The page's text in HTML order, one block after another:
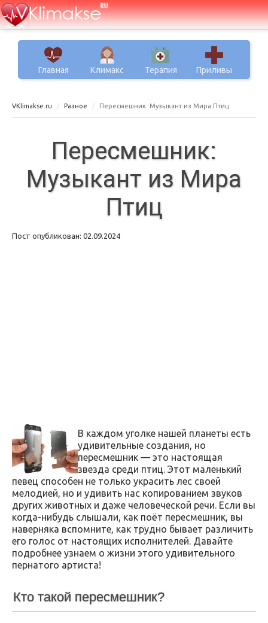
Главная Климакс Терапия Приливы
VKlimakse.ru Разное Пересмешник: Музыкант из Мира Птиц
Пересмешник:
Музыкант из Мира
Птиц
Пост опубликован: 02.09.2024
В каждом уголке нашей планеты есть
удивительные создания, но
пересмешник — это настоящая
звезда среди птиц. Этот маленький
певец способен не только украсить лес своей
мелодией, но и удивить нас копированием звуков
других животных и даже человеческой речи. Если вы
когда-нибудь слышали, как поёт пересмешник, вы
наверняка вспомните, как трудно бывает различить
его голос от настоящих исполнителей. Давайте
подробнее узнаем о жизни этого удивительного
пернатого артиста!
Кто такой пересмешник?